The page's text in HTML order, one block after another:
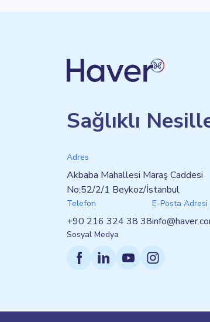
Sağlıklı
Adres
Akbaba Mahallesi Maraş Caddesi
No:52/2/1 Beykoz/İstanbul
Telefon
+90 216 324 38 38
E-Posta Adresi
Sosyal Medya